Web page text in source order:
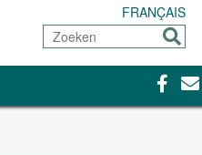
FRANÇAIS
Zoeken
Sturen